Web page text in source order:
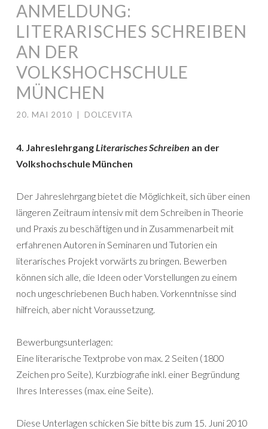
ANMELDUNG:
LITERARISCHES SCHREIBEN
AN DER
VOLKSHOCHSCHULE
MÜNCHEN
20. MAI 2010 DOLCEVITA
4. JahreslehrgangLiterarisches Schreiben an der
Volkshochschule München
Der Jahreslehrgang bietet die Möglichkeit, sich über einen
längeren Zeitraum intensiv mit dem Schreiben in Theorie
und Praxis zu beschäftigen und in Zusammenarbeit mit
erfahrenen Autoren in Seminaren und Tutorien ein
literarisches Projekt vorwärts zu bringen. Bewerben
können sich alle, die Ideen oder Vorstellungen zu einem
noch ungeschriebenen Buch haben. Vorkenntnisse sind
hilfreich, aber nicht Voraussetzung.
Bewerbungsunterlagen:
Eine literarische Textprobe von max. 2 Seiten (1800
Zeichen pro Seite), Kurzbiografie inkl. einer Begründung
Ihres Interesses (max. eine Seite).
Diese Unterlagen schicken Sie bitte bis zum 15. Juni 2010